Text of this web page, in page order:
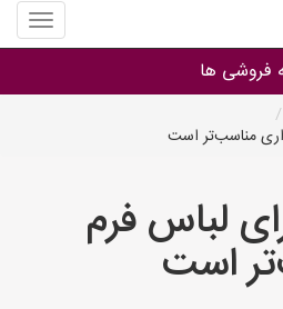
منوی
سایت
فروشی
فروشی ها
براساس جنس
رنگ طرح و کاربرد
های هر شهر
مناسب‌تر است
لباس فرم
است